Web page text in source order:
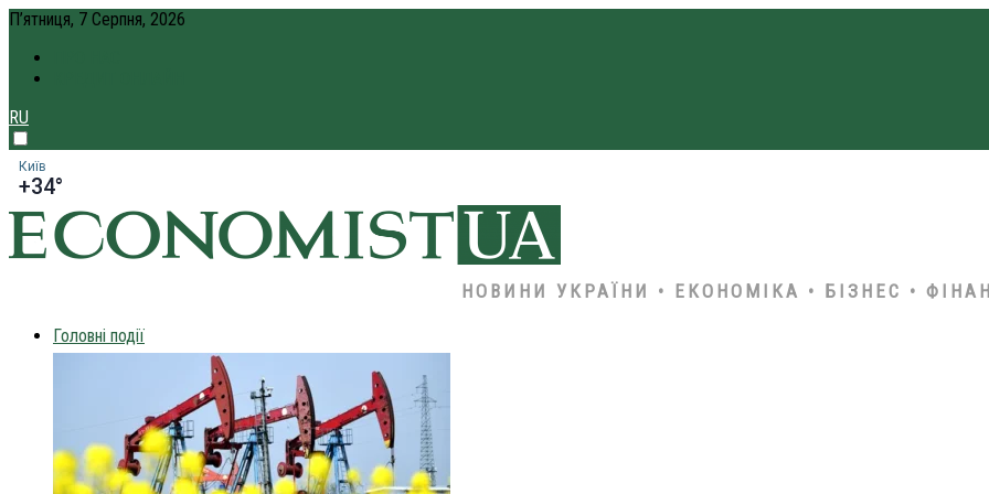
П’ятниця, 7 Серпня, 2026
RU
Київ
+34°
НОВИНИ УКРАЇНИ • ЕКОНОМІКА • БІЗНЕС •
Головні події